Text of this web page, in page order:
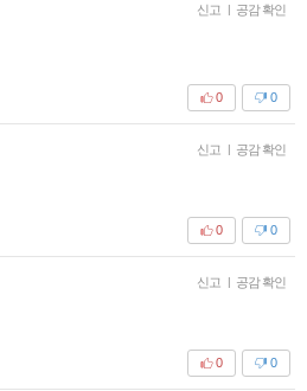
신고 | 공감 확인
0
0
신고 | 공감 확인
0
0
신고 | 공감 확인
0
0